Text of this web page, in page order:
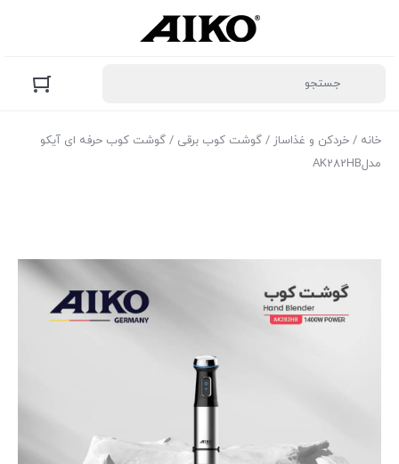
خانه / خردکن و غذاساز / گوشت کوب برقی / گوشت کوب حرفه ای آیکو
مدلAK282HB